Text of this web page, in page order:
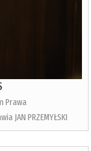
Prawa
JAN PRZEMYŁSKI